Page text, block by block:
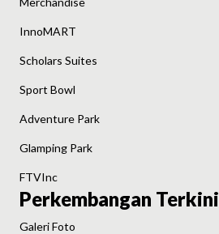
InnoMART
Scholars Suites
Sport Bowl
Adventure Park
Glamping Park
FTVInc
Perkembangan Terkini
Galeri Foto